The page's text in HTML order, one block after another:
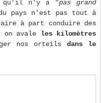
qu'il n'y a "pas grand
pays n'est pas tout à
à part conduire des
on avale les kilomètres
nos orteils dans le